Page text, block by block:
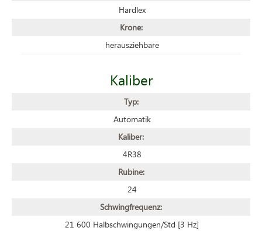
Hardlex
Krone:
herausziehbare
Kaliber
Typ:
Automatik
Kaliber:
4R38
Rubine:
24
Schwingfrequenz:
21 600 Halbschwingungen/Std [3 Hz]